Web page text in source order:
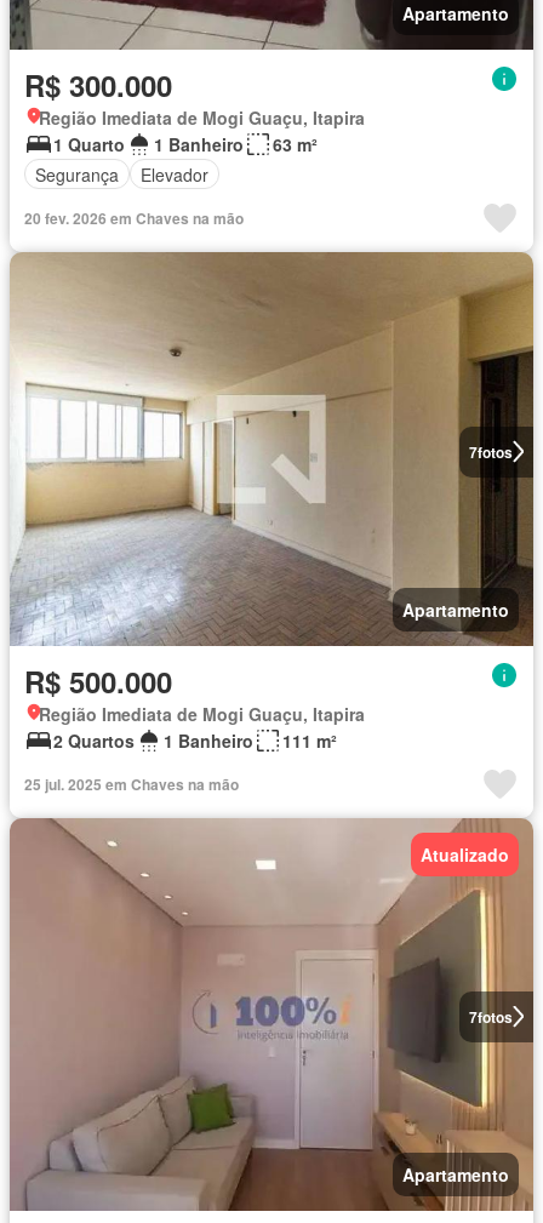
Apartamento
R$ 300.000
Região Imediata de Mogi Guaçu, Itapira
1 Quarto
1 Banheiro
63 m²
Segurança
Elevador
20 fev. 2026 em Chaves na mão
7fotos
Apartamento
R$ 500.000
Região Imediata de Mogi Guaçu, Itapira
2 Quartos
1 Banheiro 111 m²
25 jul. 2025 em Chaves na mão
7fotos
Atualizado
Apartamento